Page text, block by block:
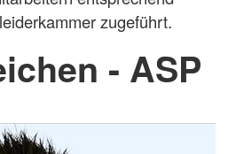
zugeführt.
- ASP